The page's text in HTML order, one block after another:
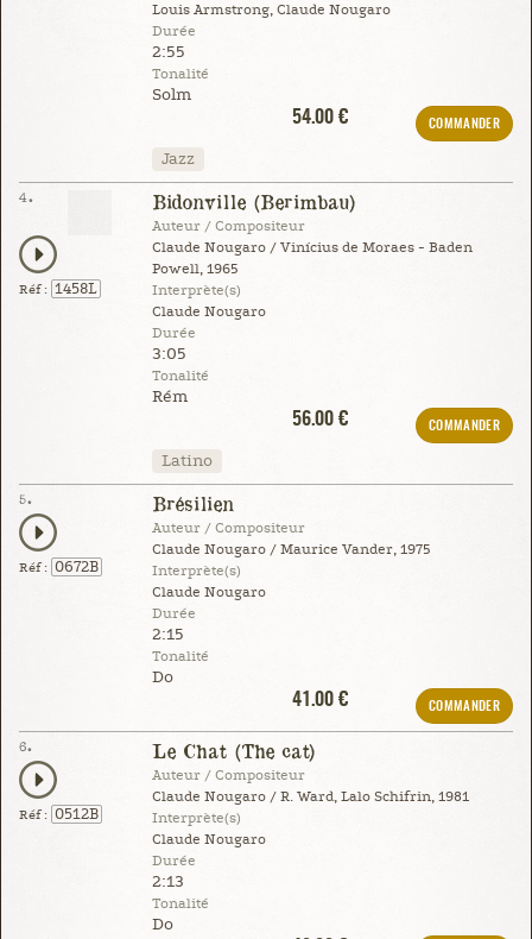
Louis Armstrong, Claude Nougaro
Durée
2:55
Tonalité
Solm
54.00 €
COMMANDER
Jazz
4.
Réf : 1458L
Bidonville (Berimbau)
Auteur / Compositeur
Claude Nougaro / Vinícius de Moraes - Baden
Powell, 1965
Interprète(s)
Claude Nougaro
Durée
3:05
Tonalité
Rém
56.00 €
COMMANDER
Latino
5.
Réf : 0672B
Brésilien
Auteur / Compositeur
Claude Nougaro / Maurice Vander, 1975
Interprète(s)
Claude Nougaro
Durée
2:15
Tonalité
Do
41.00 €
COMMANDER
6.
Réf : 0512B
Le Chat (The cat)
Auteur / Compositeur
Claude Nougaro / R. Ward, Lalo Schifrin, 1981
Interprète(s)
Claude Nougaro
Durée
2:13
Tonalité
Do